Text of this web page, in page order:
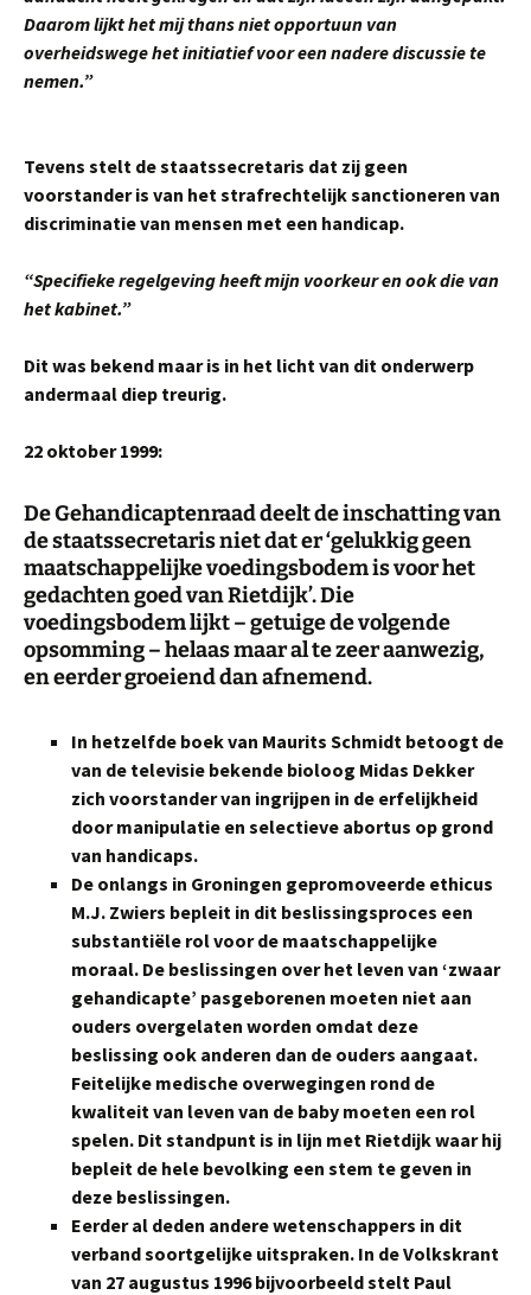
Daarom lijkt het mij thans niet opportuun van
overheidswege het initiatief voor een nadere discussie te
nemen.”
Tevens stelt de staatssecretaris dat zij geen
voorstander is van het strafrechtelijk sanctioneren van
discriminatie van mensen met een handicap.
“Specifieke regelgeving heeft mijn voorkeur en ook die van
het kabinet.”
Dit was bekend maar is in het licht van dit onderwerp
andermaal diep treurig.
22 oktober 1999:
De Gehandicaptenraad deelt de inschatting van
de staatssecretaris niet dat er ‘gelukkig geen
maatschappelijke voedingsbodem is voor het
gedachten goed van Rietdijk’. Die
voedingsbodem lijkt – getuige de volgende
opsomming – helaas maar al te zeer aanwezig,
en eerder groeiend dan afnemend.
In hetzelfde boek van Maurits Schmidt betoogt de
van de televisie bekende bioloog Midas Dekker
zich voorstander van ingrijpen in de erfelijkheid
door manipulatie en selectieve abortus op grond
van handicaps.
De onlangs in Groningen gepromoveerde ethicus
M.J. Zwiers bepleit in dit beslissingsproces een
substantiële rol voor de maatschappelijke
moraal. De beslissingen over het leven van ‘zwaar
gehandicapte’ pasgeborenen moeten niet aan
ouders overgelaten worden omdat deze
beslissing ook anderen dan de ouders aangaat.
Feitelijke medische overwegingen rond de
kwaliteit van leven van de baby moeten een rol
spelen. Dit standpunt is in lijn met Rietdijk waar hij
bepleit de hele bevolking een stem te geven in
deze beslissingen.
Eerder al deden andere wetenschappers in dit
verband soortgelijke uitspraken. In de Volkskrant
van 27 augustus 1996 bijvoorbeeld stelt Paul